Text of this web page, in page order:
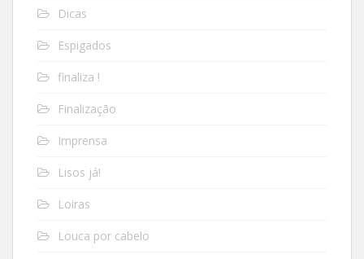
Dicas
Espigados
finaliza !
Finalização
Imprensa
Lisos já!
Loiras
Louca por cabelo